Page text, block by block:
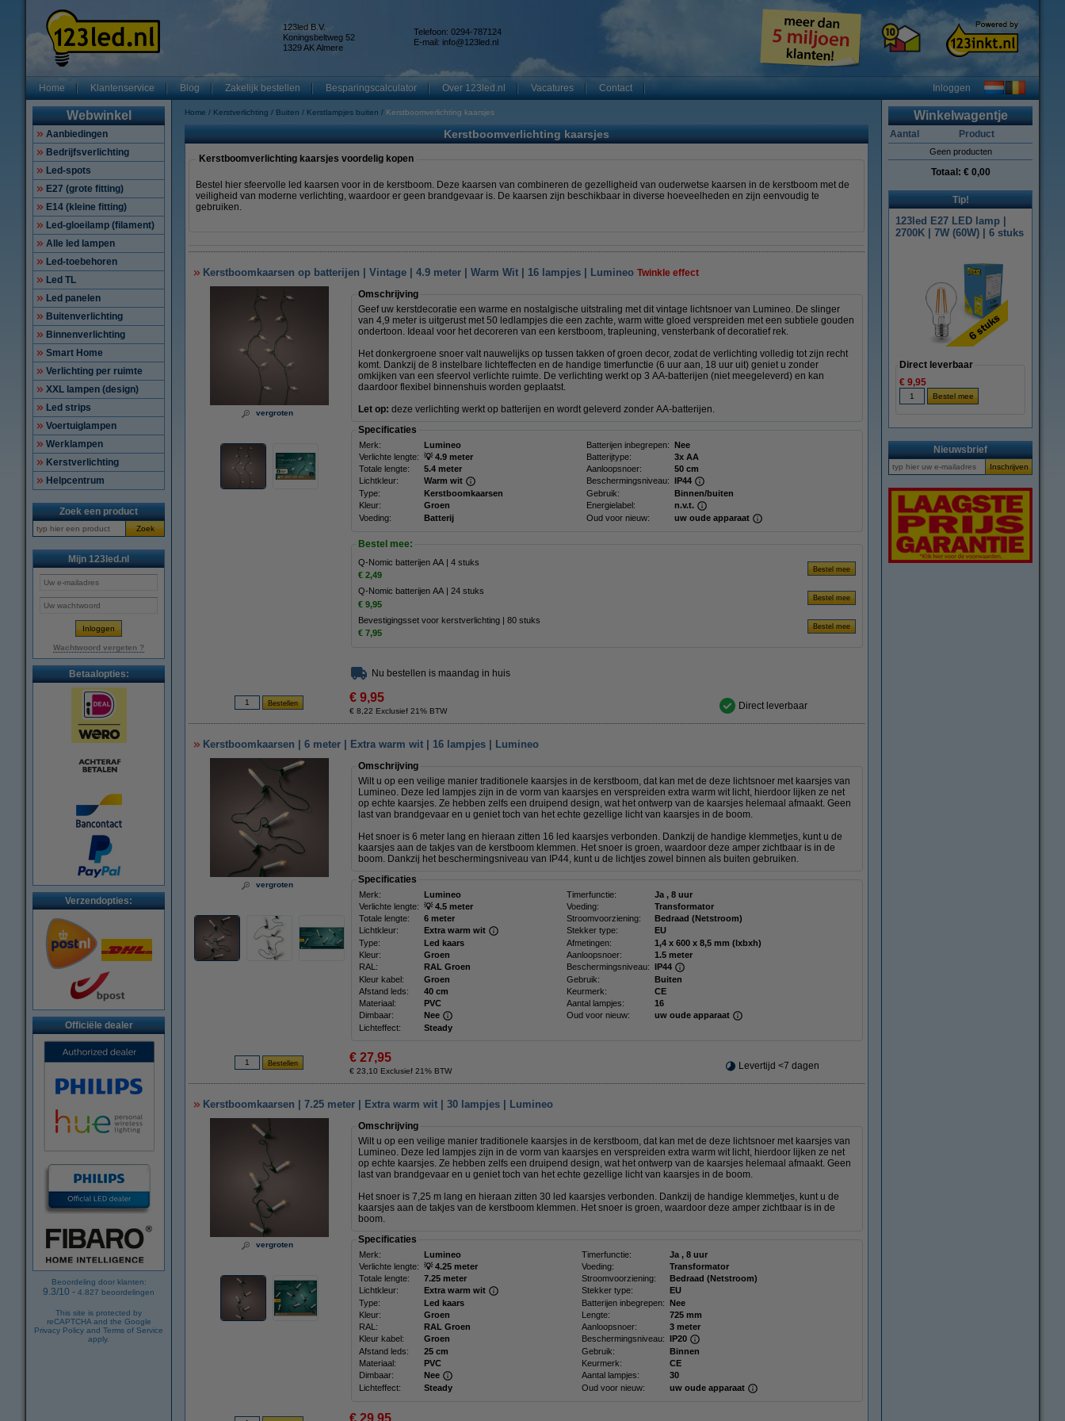
123led B.V.
Koningsbeltweg 52
1329 AK Almere
Telefoon: 0294-787124
E-mail: info@123led.nl
Home Klantenservice Blog Zakelijk bestellen Besparingscalculator Over 123led.nl Vacatures Contact Inloggen
Webwinkel
Aanbiedingen
Bedrijfsverlichting
Led-spots
E27 (grote fitting)
E14 (kleine fitting)
Led-gloeilamp (filament)
Alle led lampen
Led-toebehoren
Led TL
Led panelen
Buitenverlichting
Binnenverlichting
Smart Home
Verlichting per ruimte
XXL lampen (design)
Led strips
Voertuiglampen
Werklampen
Kerstverlichting
Helpcentrum
Zoek een product
Zoek
Mijn 123led.nl
Wachtwoord vergeten ?
Betaalopties:
Verzendopties:
Officiële dealer
Beoordeling door klanten:
9.3/10 - 4.827 beoordelingen
This site is protected by
reCAPTCHA and the Google
Privacy Policy and Terms of Service
apply.
Home Kerstverlichting Buiten Kerstlampjes buiten Kerstboomverlichting kaarsjes
Kerstboomverlichting kaarsjes
Kerstboomverlichting kaarsjes voordelig kopen
Bestel hier sfeervolle led kaarsen voor in de kerstboom. Deze kaarsen van combineren de gezelligheid van ouderwetse kaarsen in de kerstboom met de
veiligheid van moderne verlichting, waardoor er geen brandgevaar is. De kaarsen zijn beschikbaar in diverse hoeveelheden en zijn eenvoudig te
gebruiken.
Kerstboomkaarsen op batterijen | Vintage | 4.9 meter | Warm Wit | 16 lampjes | Lumineo Twinkle effect
vergroten
Omschrijving
Geef uw kerstdecoratie een warme en nostalgische uitstraling met dit vintage lichtsnoer van Lumineo. De slinger
van 4,9 meter is uitgerust met 50 ledlampjes die een zachte, warm witte gloed verspreiden met een subtiele gouden
ondertoon. Ideaal voor het decoreren van een kerstboom, trapleuning, vensterbank of decoratief rek.
Het donkergroene snoer valt nauwelijks op tussen takken of groen decor, zodat de verlichting volledig tot zijn recht
komt. Dankzij de 8 instelbare lichteffecten en de handige timerfunctie (6 uur aan, 18 uur uit) geniet u zonder
omkijken van een sfeervol verlichte ruimte. De verlichting werkt op 3 AA-batterijen (niet meegeleverd) en kan
daardoor flexibel binnenshuis worden geplaatst.
Let op: deze verlichting werkt op batterijen en wordt geleverd zonder AA-batterijen.
Specificaties
Merk: Lumineo Batterijen inbegrepen: Nee
Verlichte lengte: 💡 4.9 meter Batterijtype:
3x AA
Totale lengte:
5.4 meter Aanloopsnoer:
50 cm
Lichtkleur:
Warm wit Beschermingsniveau: IP44
Type:
Kerstboomkaarsen Gebruik:
Binnen/buiten
Kleur:
Groen Energielabel:
n.v.t.
Voeding:
Batterij Oud voor nieuw: uw oude apparaat
Bestel mee:
Q-Nomic batterijen AA | 4 stuks
€ 2,49
Q-Nomic batterijen AA | 24 stuks
€ 9,95
Bevestigingsset voor kerstverlichting | 80 stuks
€ 7,95
Nu bestellen is maandag in huis
€ 9,95
€ 8,22 Exclusief 21% BTW Direct leverbaar
Kerstboomkaarsen | 6 meter | Extra warm wit | 16 lampjes | Lumineo
vergroten
Omschrijving
Wilt u op een veilige manier traditionele kaarsjes in de kerstboom, dat kan met de deze lichtsnoer met kaarsjes van
Lumineo. Deze led lampjes zijn in de vorm van kaarsjes en verspreiden extra warm wit licht, hierdoor lijken ze net
op echte kaarsjes. Ze hebben zelfs een druipend design, wat het ontwerp van de kaarsjes helemaal afmaakt. Geen
last van brandgevaar en u geniet toch van het echte gezellige licht van kaarsjes in de boom.
Het snoer is 6 meter lang en hieraan zitten 16 led kaarsjes verbonden. Dankzij de handige klemmetjes, kunt u de
kaarsjes aan de takjes van de kerstboom klemmen. Het snoer is groen, waardoor deze amper zichtbaar is in de
boom. Dankzij het beschermingsniveau van IP44, kunt u de lichtjes zowel binnen als buiten gebruiken.
Specificaties
Merk: Lumineo Timerfunctie:
Ja , 8 uur
Verlichte lengte: 💡 4.5 meter Voeding:
Transformator
Totale lengte:
6 meter Stroomvoorziening:
Bedraad (Netstroom)
Lichtkleur:
Extra warm wit Stekker type:
EU
Type:
Led kaars Afmetingen:
1,4 x 600 x 8,5 mm (lxbxh)
Kleur:
Groen Aanloopsnoer:
1.5 meter
RAL:
RAL Groen Beschermingsniveau: IP44
Kleur kabel:
Groen Gebruik:
Buiten
Afstand leds:
40 cm Keurmerk:
CE
Materiaal:
PVC Aantal lampjes:
16
Dimbaar:
Nee Oud voor nieuw:
uw oude apparaat
Lichteffect:
Steady
€ 27,95
€ 23,10 Exclusief 21% BTW Levertijd <7 dagen
Kerstboomkaarsen | 7.25 meter | Extra warm wit | 30 lampjes | Lumineo
vergroten
Omschrijving
Wilt u op een veilige manier traditionele kaarsjes in de kerstboom, dat kan met de deze lichtsnoer met kaarsjes van
Lumineo. Deze led lampjes zijn in de vorm van kaarsjes en verspreiden extra warm wit licht, hierdoor lijken ze net
op echte kaarsjes. Ze hebben zelfs een druipend design, wat het ontwerp van de kaarsjes helemaal afmaakt. Geen
last van brandgevaar en u geniet toch van het echte gezellige licht van kaarsjes in de boom.
Het snoer is 7,25 m lang en hieraan zitten 30 led kaarsjes verbonden. Dankzij de handige klemmetjes, kunt u de
kaarsjes aan de takjes van de kerstboom klemmen. Het snoer is groen, waardoor deze amper zichtbaar is in de
boom.
Specificaties
Merk: Lumineo Timerfunctie:
Ja , 8 uur
Verlichte lengte: 💡 4.25 meter Voeding:
Transformator
Totale lengte:
7.25 meter Stroomvoorziening:
Bedraad (Netstroom)
Lichtkleur:
Extra warm wit Stekker type:
EU
Type:
Led kaars Batterijen inbegrepen: Nee
Kleur:
Groen Lengte:
725 mm
RAL:
RAL Groen Aanloopsnoer:
3 meter
Kleur kabel:
Groen Beschermingsniveau: IP20
Afstand leds:
25 cm Gebruik:
Binnen
Materiaal:
PVC Keurmerk:
CE
Dimbaar:
Nee Aantal lampjes:
30
Lichteffect:
Steady Oud voor nieuw: uw oude apparaat
€ 29,95
Winkelwagentje
Aantal Product
Geen producten
Totaal: € 0,00
Tip!
123led E27 LED lamp |
2700K | 7W (60W) | 6 stuks
Direct leverbaar
€ 9,95
Nieuwsbrief